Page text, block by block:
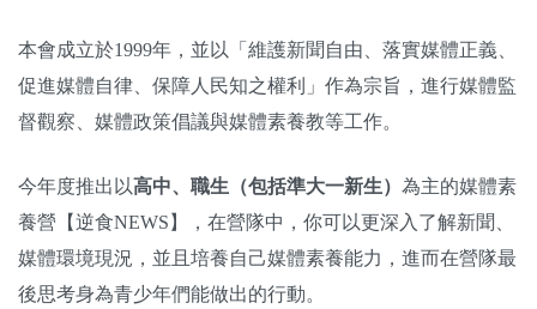
本會成立於1999年，並以「維護新聞自由、落實媒體正義、
促進媒體自律、保障人民知之權利」作為宗旨，進行媒體監
督觀察、媒體政策倡議與媒體素養教等工作。
今年度推出以高中、職生（包括準大一新生） 為主的媒體素
養營【逆食NEWS】，在營隊中，你可以更深入了解新聞、
媒體環境現況，並且培養自己媒體素養能力，進而在營隊最
後思考身為青少年們能做出的行動。